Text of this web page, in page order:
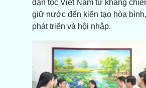
dân tộc Việt Nam từ kháng
giữ nước đến kiến tạo hòa bình,
phát triển và hội nhập.